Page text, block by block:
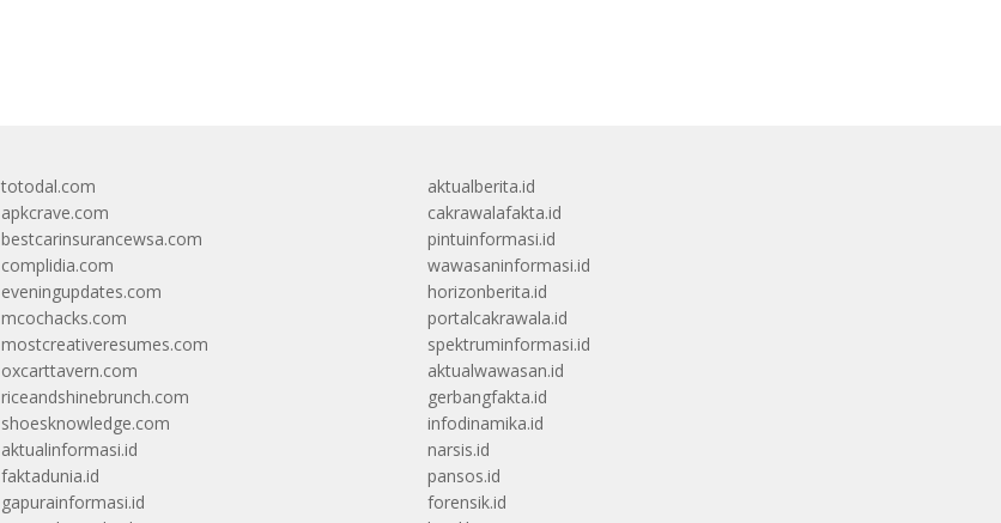
totodal.com
apkcrave.com
bestcarinsurancewsa.com
complidia.com
eveningupdates.com
mcochacks.com
mostcreativeresumes.com
oxcarttavern.com
riceandshinebrunch.com
shoesknowledge.com
aktualinformasi.id
faktadunia.id
gapurainformasi.id
aktualberita.id
cakrawalafakta.id
pintuinformasi.id
wawasaninformasi.id
horizonberita.id
portalcakrawala.id
spektruminformasi.id
aktualwawasan.id
gerbangfakta.id
infodinamika.id
narsis.id
pansos.id
forensik.id